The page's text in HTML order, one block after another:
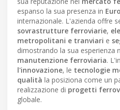
espanso la sua presenza in
internazionale. L'azienda offre
sovrastrutture ferroviarie,
metropolitani e tranviari e
dimostrando la sua esperienza
manutenzione ferroviaria.
l'innovazione, le tecnologie
qualità la posiziona come un
realizzazione di progetti
globale.